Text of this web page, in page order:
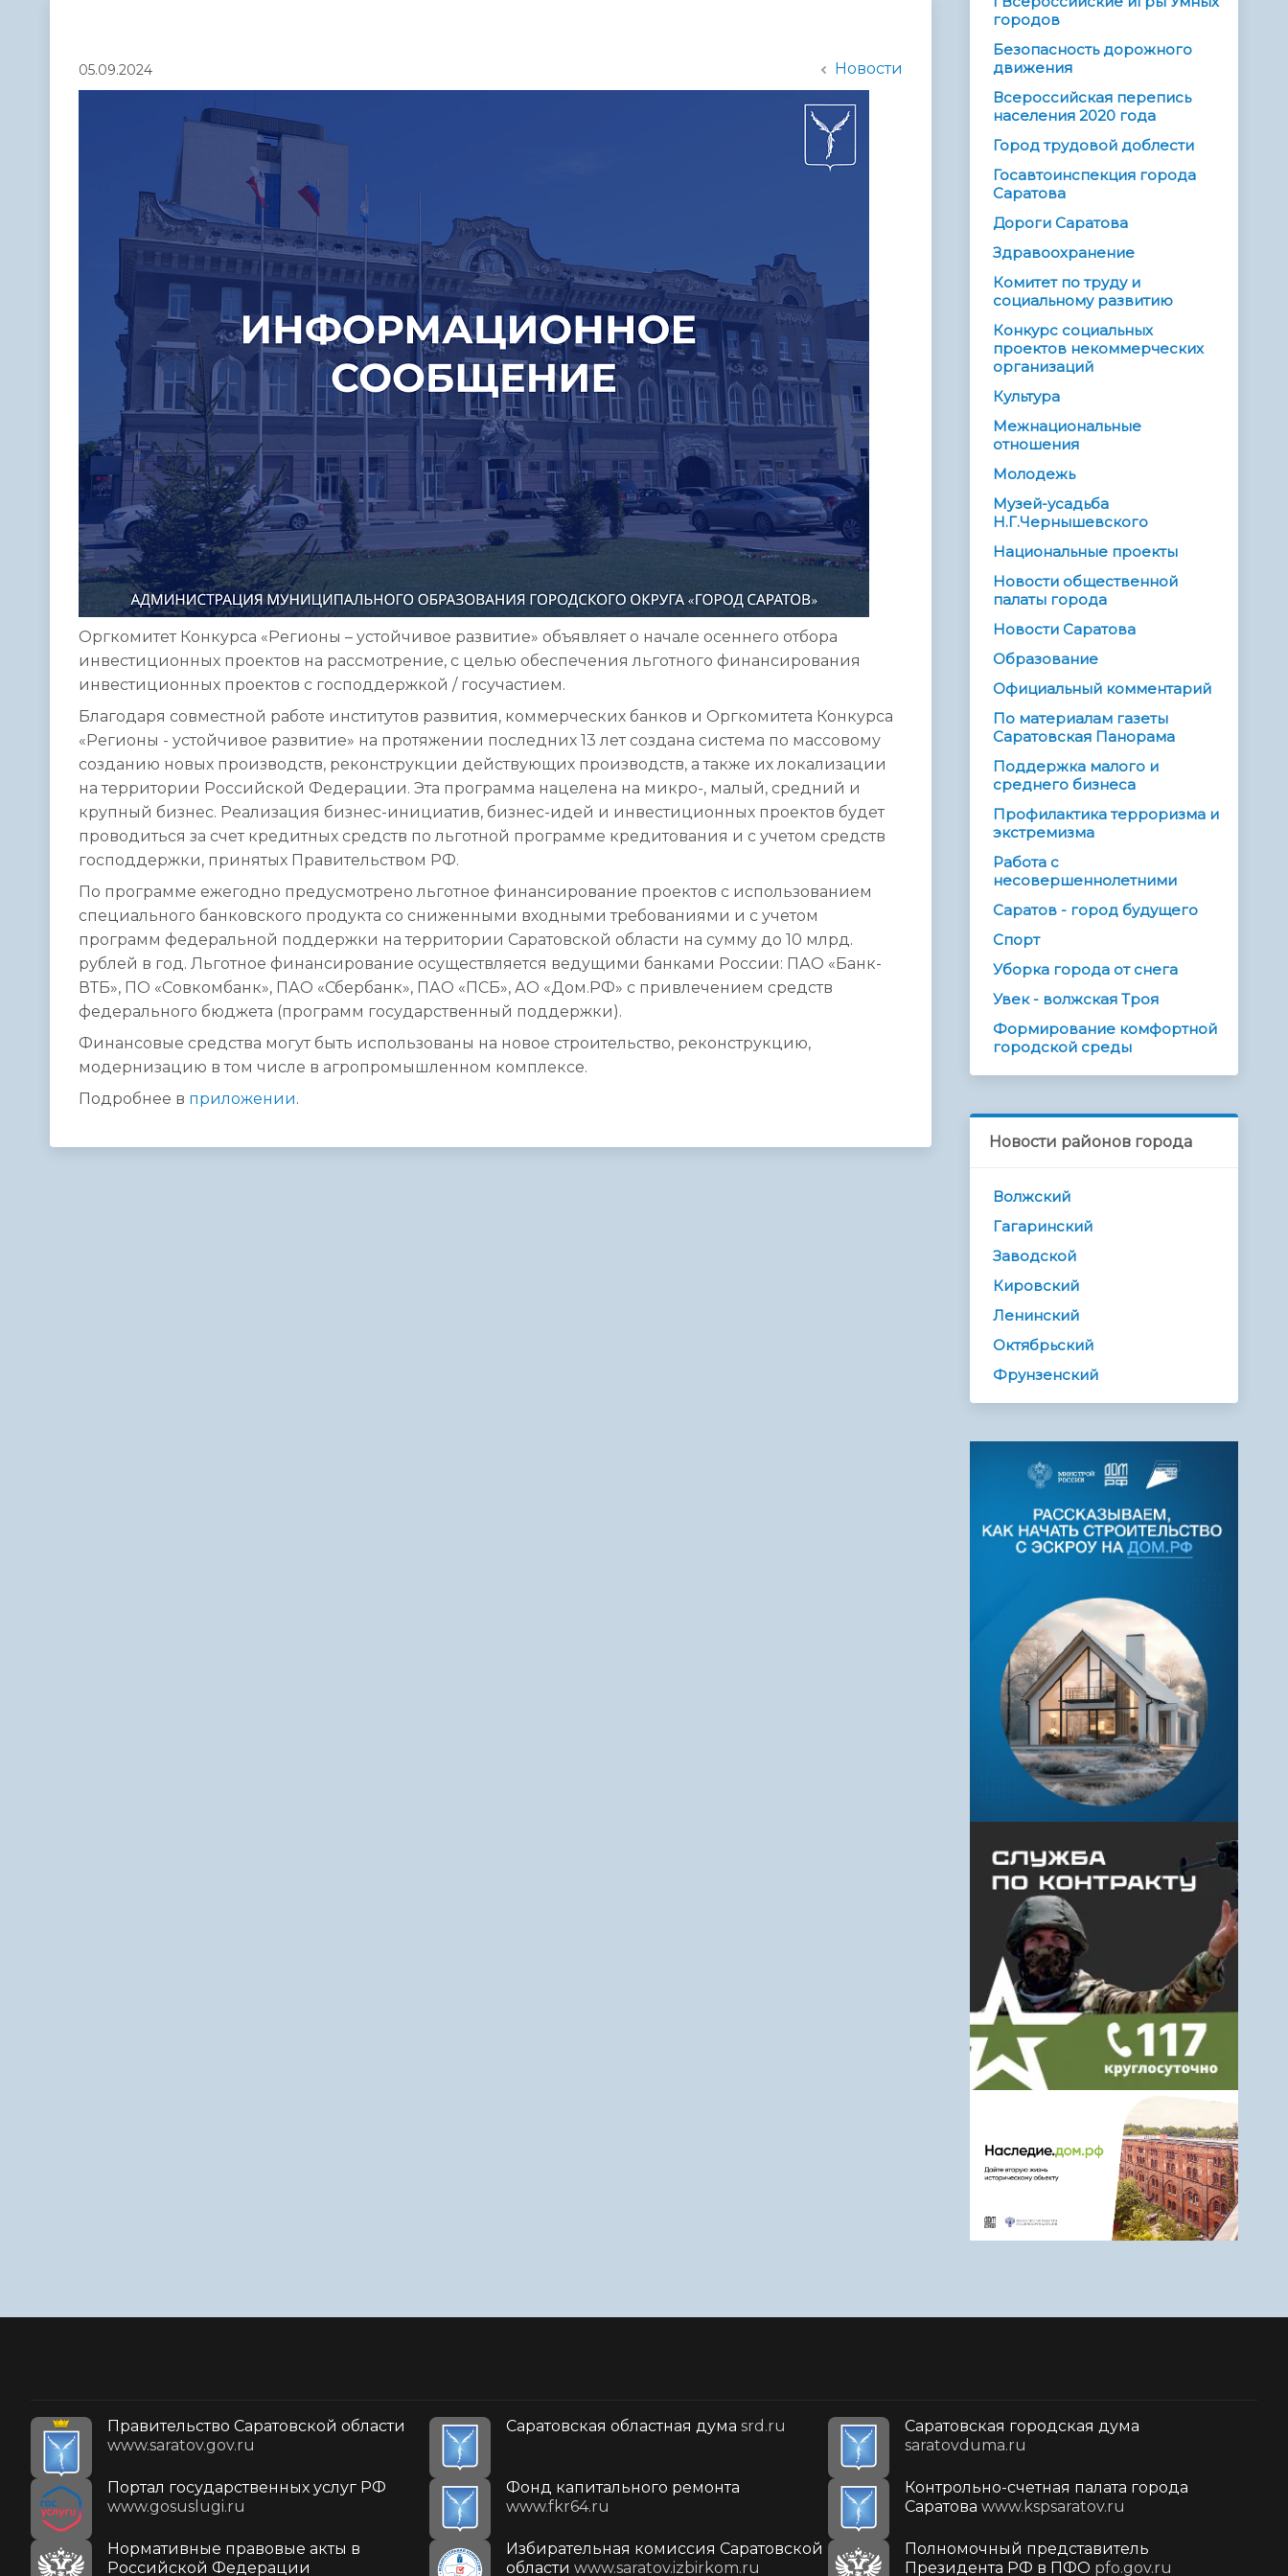
05.09.2024 Новости
Оргкомитет Конкурса «Регионы – устойчивое развитие» объявляет о начале осеннего отбора
инвестиционных проектов на рассмотрение, с целью обеспечения льготного финансирования
инвестиционных проектов с господдержкой / госучастием.
Благодаря совместной работе институтов развития, коммерческих банков и Оргкомитета Конкурса
«Регионы - устойчивое развитие» на протяжении последних 13 лет создана система по массовому
созданию новых производств, реконструкции действующих производств, а также их локализации
на территории Российской Федерации. Эта программа нацелена на микро-, малый, средний и
крупный бизнес. Реализация бизнес-инициатив, бизнес-идей и инвестиционных проектов будет
проводиться за счет кредитных средств по льготной программе кредитования и с учетом средств
господдержки, принятых Правительством РФ.
По программе ежегодно предусмотрено льготное финансирование проектов с использованием
специального банковского продукта со сниженными входными требованиями и с учетом
программ федеральной поддержки на территории Саратовской области на сумму до 10 млрд.
рублей в год. Льготное финансирование осуществляется ведущими банками России: ПАО «Банк-
ВТБ», ПО «Совкомбанк», ПАО «Сбербанк», ПАО «ПСБ», АО «Дом.РФ» с привлечением средств
федерального бюджета (программ государственный поддержки).
Финансовые средства могут быть использованы на новое строительство, реконструкцию,
модернизацию в том числе в агропромышленном комплексе.
Подробнее в приложении.
городов
Безопасность дорожного
движения
Всероссийская перепись
населения 2020 года
Город трудовой доблести
Госавтоинспекция города
Саратова
Дороги Саратова
Здравоохранение
Комитет по труду и
социальному развитию
Конкурс социальных
проектов некоммерческих
организаций
Культура
Межнациональные
отношения
Молодежь
Музей-усадьба
Н.Г.Чернышевского
Национальные проекты
Новости общественной
палаты города
Новости Саратова
Образование
Официальный комментарий
По материалам газеты
Саратовская Панорама
Поддержка малого и
среднего бизнеса
Профилактика терроризма и
экстремизма
Работа с
несовершеннолетними
Саратов - город будущего
Спорт
Уборка города от снега
Увек - волжская Троя
Формирование комфортной
городской среды
Новости районов города
Волжский
Гагаринский
Заводской
Кировский
Ленинский
Октябрьский
Фрунзенский
Правительство Саратовской области
www.saratov.gov.ru
Саратовская областная дума srd.ru
Саратовская городская дума
saratovduma.ru
Портал государственных услуг РФ
www.gosuslugi.ru
Фонд капитального ремонта
www.fkr64.ru
Контрольно-счетная палата города
Саратова www.kspsaratov.ru
Нормативные правовые акты в
Российской Федерации
Избирательная комиссия Саратовской
области www.saratov.izbirkom.ru
Полномочный представитель
Президента РФ в ПФО pfo.gov.ru